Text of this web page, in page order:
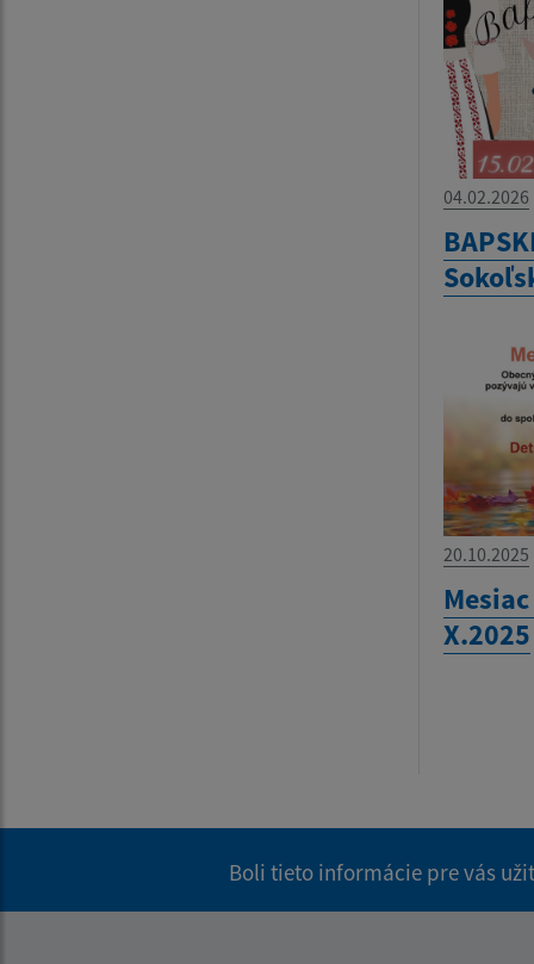
04.02.2026
20.10.2025
X.2025
Boli tieto informácie pre vás